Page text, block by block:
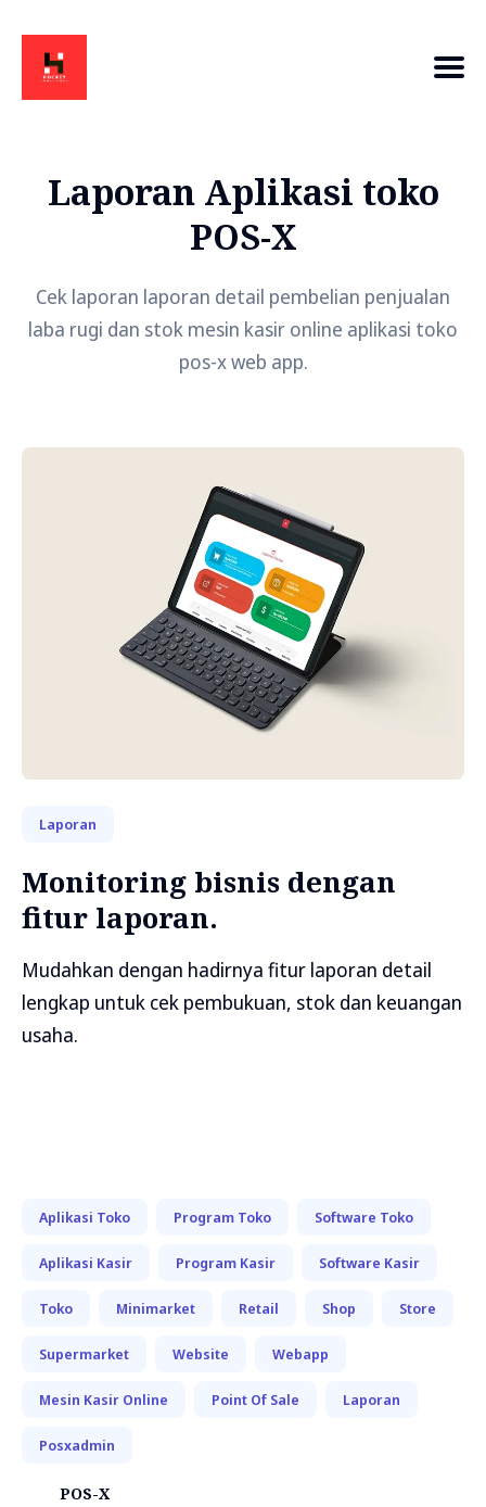
Laporan Aplikasi toko
POS-X
Cek laporan laporan detail pembelian penjualan
laba rugi dan stok mesin kasir online aplikasi toko
pos-x web app.
Laporan
Monitoring bisnis dengan
fitur laporan.
Mudahkan dengan hadirnya fitur laporan detail
lengkap untuk cek pembukuan, stok dan keuangan
usaha.
Aplikasi Toko Program Toko Software Toko
Aplikasi Kasir Program Kasir Software Kasir
Toko Minimarket Retail Shop Store
Supermarket Website Webapp
Mesin Kasir Online Point Of Sale Laporan
Posxadmin
POS-X